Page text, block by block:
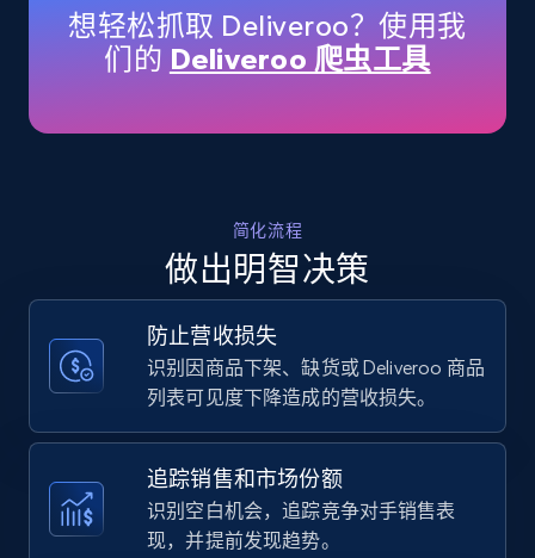
Title, Seller name, Brand, Description, Initial
price, Currency, Availability, Reviews count, and
more.
35.2K+ 5.7K+ 立即开始
Amazon products - find products by using
upc numbers
price, Currency, Availability, Reviews count, and
more.
35.2K+ 5.7K+ 立即开始
Amazon Reviews
想轻松抓取 Deliveroo？使用我
们的 Deliveroo 爬虫工具
简化流程
做出明智决策
防止营收损失
识别因商品下架、缺货或 Deliveroo 商品
列表可见度下降造成的营收损失。
追踪销售和市场份额
识别空白机会，追踪竞争对手销售表
现，并提前发现趋势。